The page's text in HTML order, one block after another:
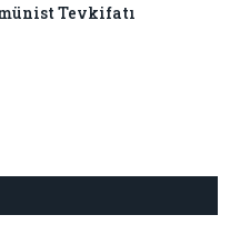
Tevkifatı